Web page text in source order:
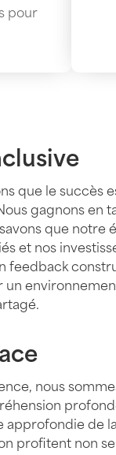
pour
que le succès
gagnons en
que
et nos
feedback
un
nous
approfondie de
profitent non